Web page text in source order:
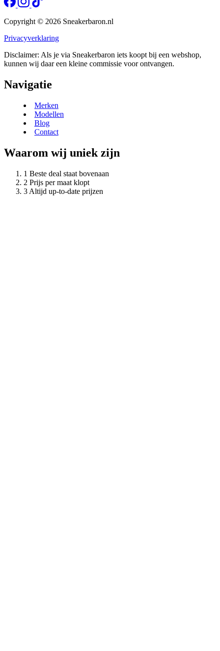
Copyright © 2026 Sneakerbaron.nl
Privacyverklaring
Disclaimer: Als je via Sneakerbaron iets koopt bij een webshop,
kunnen wij daar een kleine commissie voor ontvangen.
Navigatie
Merken
Modellen
Blog
Contact
Waarom wij uniek zijn
Beste deal staat bovenaan
Prijs per maat klopt
Altijd up-to-date prijzen